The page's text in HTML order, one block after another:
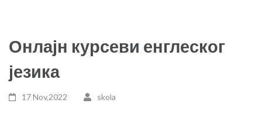
Онлајн курсеви енглеског
језика
17 Nov,2022 skola